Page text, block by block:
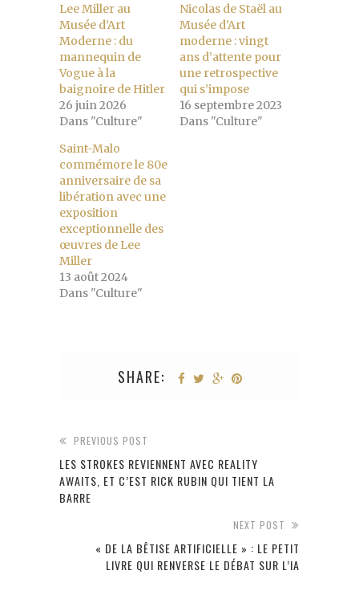
Lee Miller au
Musée d’Art
Moderne : du
mannequin de
Vogue à la
baignoire de Hitler
26 juin 2026
Dans "Culture"
Nicolas de Staël au
Musée d’Art
moderne : vingt
ans d’attente pour
une retrospective
qui s’impose
16 septembre 2023
Dans "Culture"
Saint-Malo
commémore le 80e
anniversaire de sa
libération avec une
exposition
exceptionnelle des
œuvres de Lee
Miller
13 août 2024
Dans "Culture"
SHARE:
PREVIOUS POST
LES STROKES REVIENNENT AVEC REALITY
AWAITS, ET C’EST RICK RUBIN QUI TIENT LA
BARRE
NEXT POST
« DE LA BÊTISE ARTIFICIELLE » : LE PETIT
LIVRE QUI RENVERSE LE DÉBAT SUR L’IA